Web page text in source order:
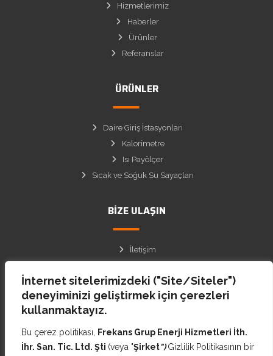
İnternet sitelerimizdeki ("Site/Siteler")
deneyiminizi geliştirmek için çerezleri
kullanmaktayız.
Bu çerez politikası,
Frekans Grup Enerji Hizmetleri İth.
İhr. San. Tic. Ltd. Şti (veya "Şirket")Gizlilik Politikasının bir
Hizmetlerimiz
Haberler
Ürünler
Referanslar
ÜRÜNLER
Daire Giriş İstasyonları
Kalorimetre
Isı Payölçer
Sıcak ve Soğuk Su Sayaçları
BIZE ULAŞIN
İletişim
Facebook
Instagram